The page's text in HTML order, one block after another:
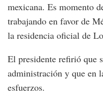
mexicana. Es momento
trabajando en favor de
la residencia oficial de
El presidente refirió que
administración y que en
esfuerzos.